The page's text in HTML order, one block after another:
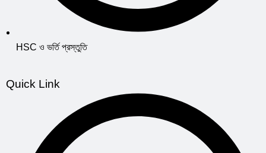
HSC ও ভর্তি প্রস্তুতি
Quick Link